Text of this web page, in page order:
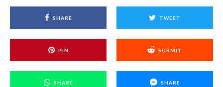
SHARE TWEET
PIN SUBMIT
SHARE SHARE